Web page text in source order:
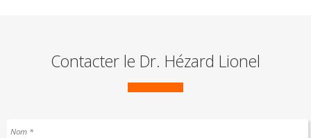
Contacter le Dr. Hézard Lionel